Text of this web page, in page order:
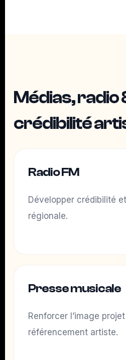
Médias, radio
crédibilité
Radio FM
Développer crédibilité
régionale.
Presse musicale
Renforcer l’image
référencement artiste.